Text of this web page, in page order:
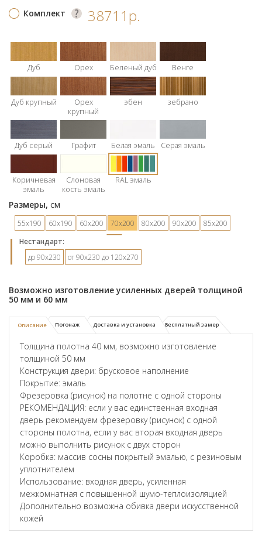
Комплект 38711р.
Дуб Орех Беленый дуб Венге
Дуб крупный
Орех
крупный
эбен зебрано
Дуб серый Графит Белая эмаль Серая эмаль
Коричневая
эмаль
Слоновая
кость эмаль
RAL эмаль
Размеры, см
55х190 60х190 60х200 70х200 80х200 90х200
85х200
Hестандарт:
до 90х230
от 90х230 до 120х270
Возможно изготовление усиленных дверей толщиной
50 мм и 60 мм
Описание Погонаж Доставка и установка Бесплатный замер
Толщина полотна 40 мм, возможно изготовление
толщиной 50 мм
Конструкция двери: брусковое наполнение
Покрытие: эмаль
Фрезеровка (рисунок) на полотне с одной стороны
РЕКОМЕНДАЦИЯ: если у вас единственная входная
дверь рекомендуем фрезеровку (рисунок) с одной
стороны полотна, если у вас вторая входная дверь
можно выполнить рисунок с двух сторон
Коробка: массив сосны покрытый эмалью, с резиновым
уплотнителем
Использование: входная дверь, усиленная
межкомнатная с повышенной шумо-теплоизоляцией
Дополнительно возможна обивка двери искусственной
кожей